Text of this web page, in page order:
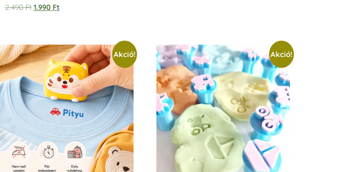
Értékelés:
5.00
2.490Ft 1.990 Ft
Akció! Akció!